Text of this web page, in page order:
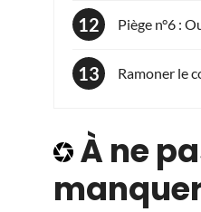
Piège n°6 :
Ramoner le
À ne